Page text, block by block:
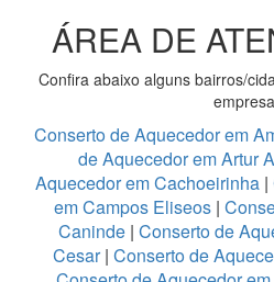
ÁREA DE
Confira abaixo alguns bairros/
Conserto de Aquecedor em
de Aquecedor em Artur
Aquecedor em Cachoeirinha|
em Campos Eliseos |
Caninde| Conserto de
Cesar| Conserto de